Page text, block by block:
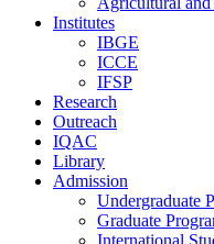
Institutes
IBGE
ICCE
IFSP
Research
Outreach
IQAC
Library
Admission
Undergraduate
Graduate
International